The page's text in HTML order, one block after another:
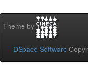
Theme by
DSpace Software